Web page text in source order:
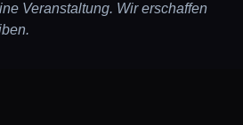
Veranstaltung. Wir erschaffen